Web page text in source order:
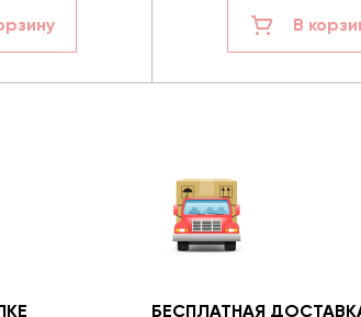
В
БЕСПЛАТНАЯ